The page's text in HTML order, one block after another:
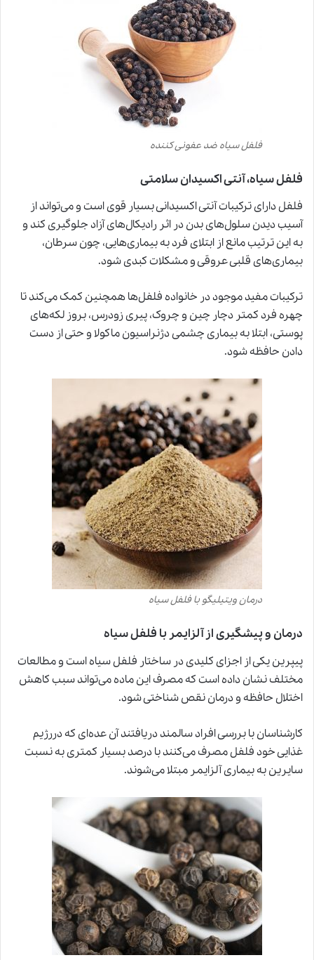
فلفل سیاه ضد عفونی کننده
فلفل سیاه، آنتی اکسیدان سلامتی
فلفل دارای ترکیبات آنتی اکسیدانی بسیار قوی است و می‌تواند از
آسیب دیدن سلول‌های بدن در اثر رادیکال‌های آزاد جلوگیری کند و
به این ترتیب مانع از ابتلای فرد به بیماری‌هایی، چون سرطان،
بیماری‌های قلبی عروقی و مشکلات کبدی شود.
ترکیبات مفید موجود در خانواده فلفل‌ها همچنین کمک می‌کند تا
چهره فرد کمتر دچار چین و چروک، پیری زودرس، بروز لکه‌های
پوستی، ابتلا به بیماری چشمی دژنراسیون ماکولا و حتی از دست
دادن حافظه شود.
درمان ویتیلیگو با فلفل سیاه
درمان و پیشگیری از آلزایمر با فلفل سیاه
پیپرین یکی از اجزای کلیدی در ساختار فلفل سیاه است و مطالعات
مختلف نشان داده است که مصرف این ماده می‌تواند سبب کاهش
اختلال حافظه و درمان نقص شناختی شود.
کارشناسان با بررسی افراد سالمند دریافتند آن عده‌ای که دررژیم
غذایی خود فلفل مصرف می‌کنند با درصد بسیار کمتری به نسبت
سایرین به بیماری آلزایمر مبتلا می‌شوند.